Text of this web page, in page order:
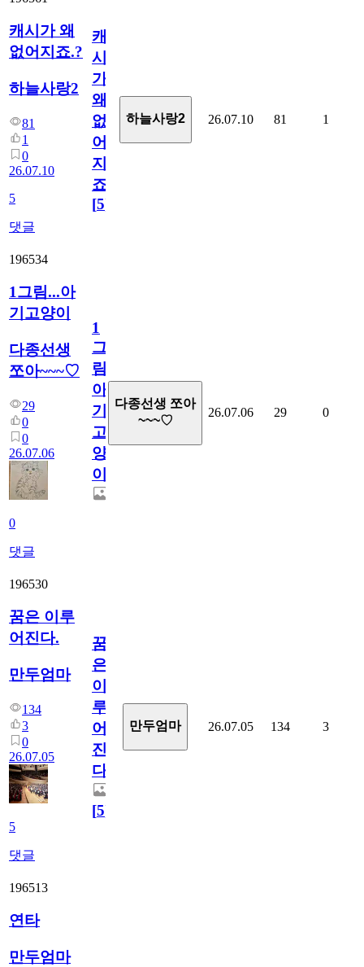
캐시가 왜
없어지죠.?
하늘사랑2
81
1
0
26.07.10
5
댓글
캐
시
가
왜
없
어
지
죠.?
[5]
하늘사랑2 26.07.10 81 1
196534
1그림...아
기고양이
다종선생
쪼아~~~♡
29
0
0
26.07.06
0
댓글
1
그
림...
아
기
고
양
이
다종선생 쪼아
~~~♡
26.07.06 29 0
196530
꿈은 이루
어진다.
만두엄마
134
3
0
26.07.05
5
댓글
꿈
은
이
루
어
진
다.
[5]
만두엄마 26.07.05 134 3
196513
연타
만두엄마